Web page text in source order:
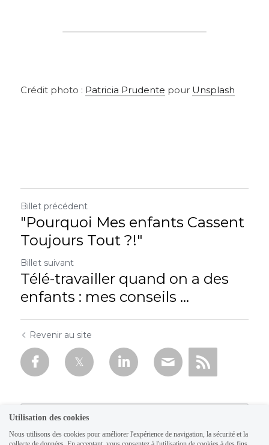
Crédit photo : Patricia Prudente pour Unsplash
Billet précédent
"Pourquoi Mes enfants Cassent
Toujours Tout ?!"
Billet suivant
Télé-travailler quand on a des
enfants : mes conseils ...
Revenir au site
Utilisation des cookies
Nous utilisons des cookies pour améliorer l'expérience de navigation, la sécurité et la